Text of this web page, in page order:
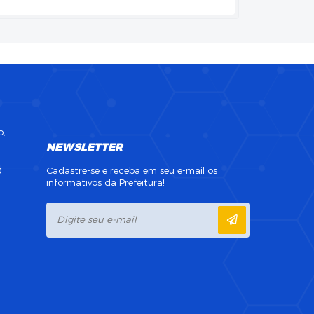
NEWSLETTER
Cadastre-se e receba em seu e-mail os
informativos da Prefeitura!